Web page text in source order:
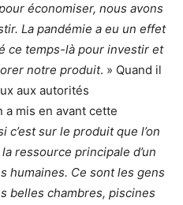
économiser, nous avons
La pandémie a eu un effet
ce temps-là pour investir et
notre produit. » Quand il
aux autorités
a mis en avant cette
c’est sur le produit que l’on
ressource principale d’un
humaines. Ce sont les gens
belles chambres, piscines